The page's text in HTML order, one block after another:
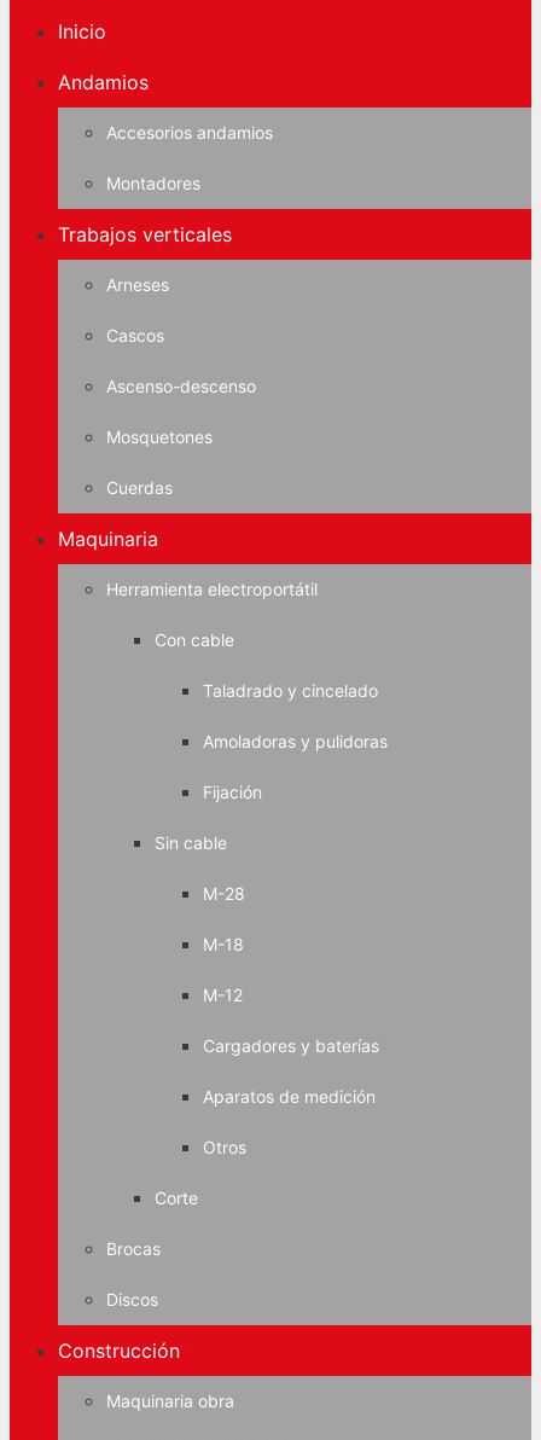
Inicio
Andamios
Accesorios andamios
Montadores
Trabajos verticales
Arneses
Cascos
Ascenso-descenso
Mosquetones
Cuerdas
Maquinaria
Herramienta electroportátil
Con cable
Taladrado y cincelado
Amoladoras y pulidoras
Fijación
Sin cable
M-28
M-18
M-12
Cargadores y baterías
Aparatos de medición
Otros
Corte
Brocas
Discos
Construcción
Maquinaria obra